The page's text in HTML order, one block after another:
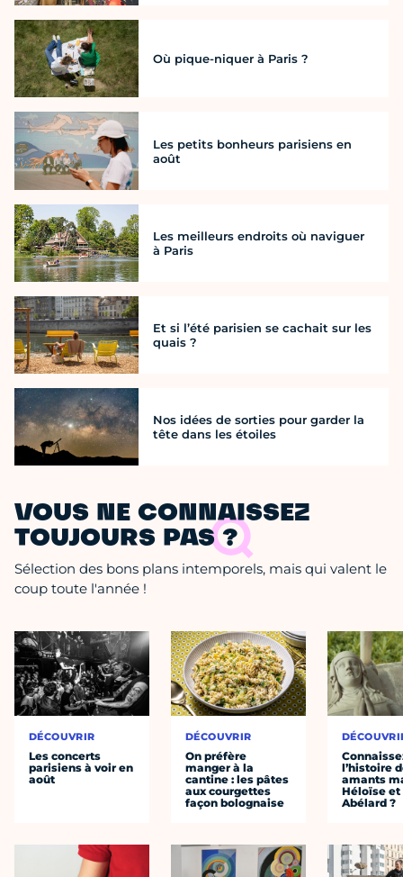
Où pique-niquer à Paris ?
Les petits bonheurs parisiens en
août
Les meilleurs endroits où naviguer
à Paris
Et si l’été parisien se cachait sur les
quais ?
Nos idées de sorties pour garder la
tête dans les étoiles
VOUS NE CONNAISSEZ
TOUJOURS PAS ?
Sélection des bons plans intemporels, mais qui valent le
coup toute l'année !
DÉCOUVRIR
Les concerts
parisiens à voir en
août
DÉCOUVRIR
On préfère
manger à la
cantine : les pâtes
aux courgettes
façon bolognaise
l’histoire
amants
Héloïse et
Abélard ?